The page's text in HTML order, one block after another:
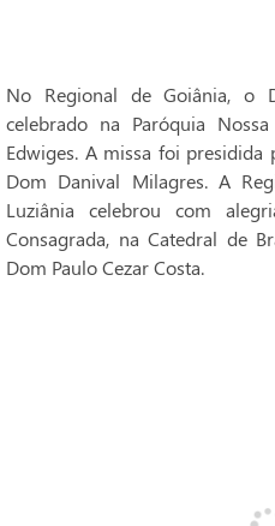
No Regional de Goiânia, o
celebrado na Paróquia
Edwiges. A missa foi
Dom Danival Milagres. A
Luziânia celebrou com
Consagrada, na Catedral de
Dom Paulo Cezar Costa.